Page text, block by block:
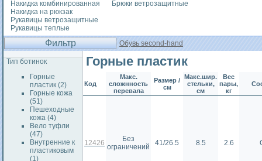
Накидка комбинированная
Накидка на рюкзак
Рукавицы ветрозащитные
Рукавицы теплые
Брюки ветрозащитные
Фильтр Обувь second-hand
Тип ботинок
Горные
пластик (2)
Горные кожа
(51)
Пешеходные
кожа (4)
Вело туфли
(47)
Внутренние к
пластиковым
(1)
Горные пластик
Код
Макс.
сложнность
перевала
Размер /
см
Макс.шир.
стельки,
см
Вес
пары,
кг
12426
Без
ограничений
41/26.5 8.5 2.6